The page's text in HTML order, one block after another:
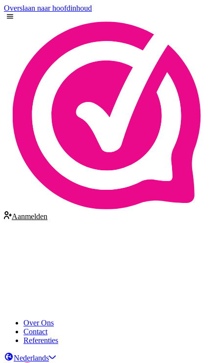
Overslaan naar hoofdinhoud
Aanmelden
Over Ons
Contact
Referenties
Nederlands